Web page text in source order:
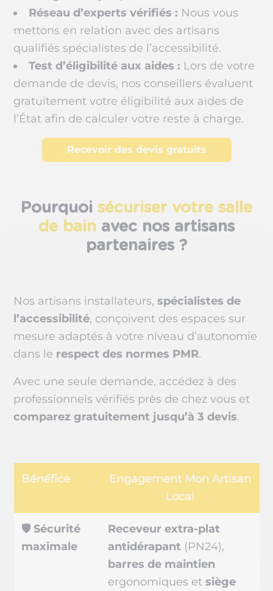
Réseau d’experts vérifiés : Nous vous
mettons en relation avec des artisans
qualifiés spécialistes de l’accessibilité.
Test d’éligibilité aux aides : Lors de votre
demande de devis, nos conseillers évaluent
gratuitement votre éligibilité aux aides de
l’État afin de calculer votre reste à charge.
Recevoir des devis gratuits
Pourquoi sécuriser votre salle
de bain avec nos artisans
partenaires ?
Nos artisans installateurs,spécialistes de
l’accessibilité, conçoivent des espaces sur
mesure adaptés à votre niveau d’autonomie
dans le respect des normes PMR.
Avec une seule demande, accédez à des
professionnels vérifiés près de chez vous et
comparez gratuitement jusqu’à 3 devis.
Bénéfice
Engagement Mon Artisan
Local
🛡️ Sécurité
maximale
Receveur extra-plat
antidérapant(PN24),
barres de maintien
ergonomiques etsiège